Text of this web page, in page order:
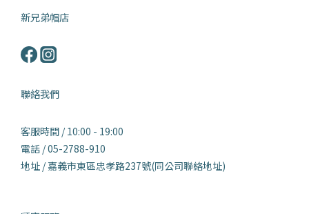
新兄弟帽店
聯絡我們
客服時間 / 10:00 - 19:00
電話 / 05-2788-910
地址 / 嘉義市東區忠孝路237號(同公司聯絡地址)